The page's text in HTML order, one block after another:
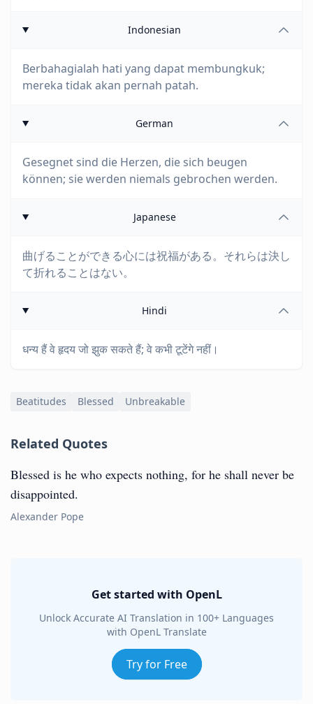
Indonesian
Berbahagialah hati yang dapat membungkuk;
mereka tidak akan pernah patah.
German
Gesegnet sind die Herzen, die sich beugen
können; sie werden niemals gebrochen werden.
Japanese
曲げることができる心には祝福がある。それらは決し
て折れることはない。
Hindi
धन्य हैं वे हृदय जो झुक सकते हैं; वे कभी टूटेंगे नहीं।
Beatitudes Blessed Unbreakable
Related Quotes
Blessed is he who expects nothing, for he shall never be
disappointed.
Alexander Pope
Get started with OpenL
Unlock Accurate AI Translation in 100+ Languages
with OpenL Translate
Try for Free